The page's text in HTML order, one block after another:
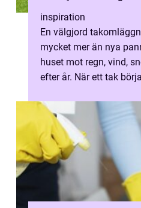
inspiration
En välgjord
mycket mer än nya
huset mot regn, vind,
efter år. När ett tak